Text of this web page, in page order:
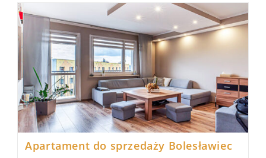
Apartament do sprzedaży Bolesławiec